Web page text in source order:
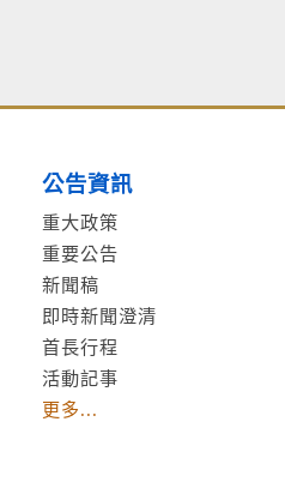
公告資訊
重大政策
重要公告
新聞稿
即時新聞澄清
首長行程
活動記事
更多...